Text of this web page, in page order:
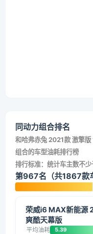
同动力组合排名
和哈弗赤兔 2021款 激擎
组合的车型油耗排行榜
排行标准：统计车主数不少
第967名（共1867款
荣威i6 MAX新能源
爽酷天幕版
平均油耗 5.39